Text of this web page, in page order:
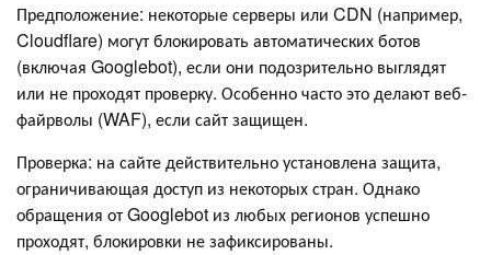
Предположение: некоторые серверы или CDN (например,
Cloudflare) могут блокировать автоматических ботов
(включая Googlebot), если они подозрительно выглядят
или не проходят проверку. Особенно часто это делают веб-
файрволы (WAF), если сайт защищен.
Проверка: на сайте действительно установлена защита,
ограничивающая доступ из некоторых стран. Однако
обращения от Googlebot из любых регионов успешно
проходят, блокировки не зафиксированы.